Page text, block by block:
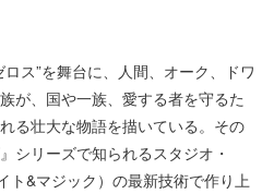
ス”を舞台に、人間、オーク、ドワ
が、国や一族、愛する者を守るた
る壮大な物語を描いている。その
シリーズで知られるスタジオ・
ト&マジック）の最新技術で作り上